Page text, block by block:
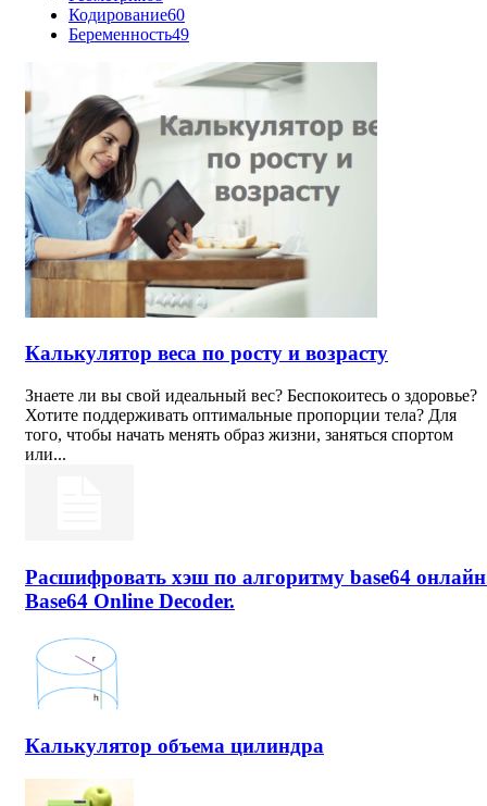
Кодирование60
Беременность49
Калькулятор веса по росту и возрасту
Знаете ли вы свой идеальный вес? Беспокоитесь о здоровье?
Хотите поддерживать оптимальные пропорции тела? Для
того, чтобы начать менять образ жизни, заняться спортом
или...
Расшифровать хэш по алгоритму base64
Base64 Online Decoder.
Калькулятор объема цилиндра